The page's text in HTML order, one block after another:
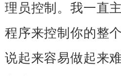
理员控制。我一直
程序来控制你的整
说起来容易做起来